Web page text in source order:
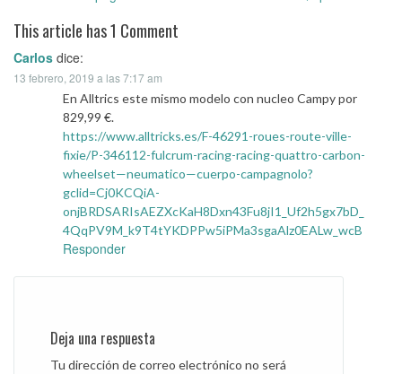
This article has 1 Comment
Carlos dice:
13 febrero, 2019 a las 7:17 am
En Alltrics este mismo modelo con nucleo Campy por
829,99 €.
https://www.alltricks.es/F-46291-roues-route-ville-
fixie/P-346112-fulcrum-racing-racing-quattro-carbon-
wheelset—neumatico—cuerpo-campagnolo?
gclid=Cj0KCQiA-
onjBRDSARIsAEZXcKaH8Dxn43Fu8jI1_Uf2h5gx7bD_
4QqPV9M_k9T4tYKDPPw5iPMa3sgaAlz0EALw_wcB
Responder
Deja una respuesta
Tu dirección de correo electrónico no será